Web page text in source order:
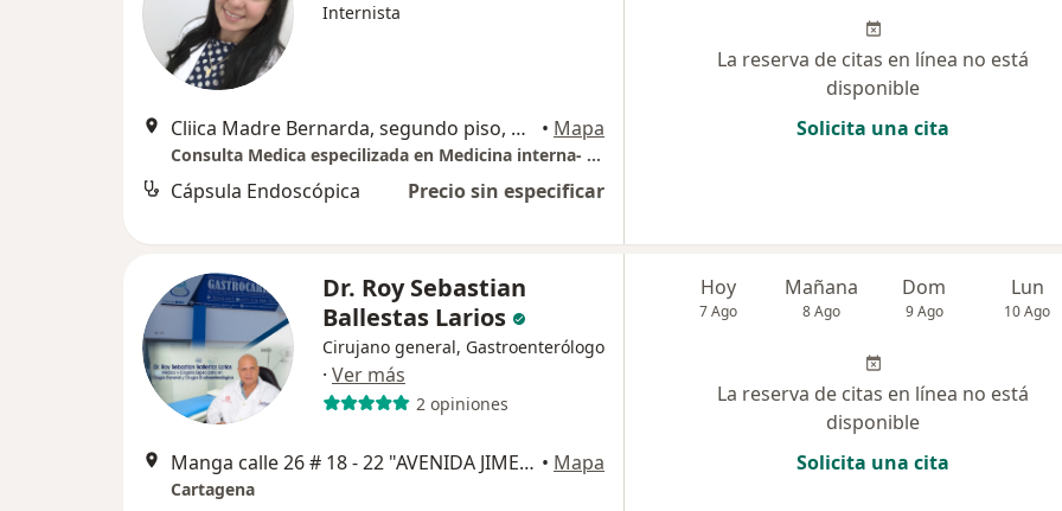
Internista
Cliica Madre Bernarda, segundo piso, Unidad de endoscopia , Cartagena • Mapa
Consulta Medica especilizada en Medicina interna- gastroenterologia y Endoscopia digestiva
Cápsula Endoscópica Precio sin especificar
La reserva de citas en línea no está
disponible
Solicita una cita
Dr. Roy Sebastian
Ballestas Larios
Cirujano general, Gastroenterólogo
· Ver más
2 opiniones
Manga calle 26 # 18 - 22 "AVENIDA JIMENEZ" • Mapa
Cartagena
Hoy
7 Ago
Mañana
8 Ago
Dom
9 Ago
Lun
10 Ago
La reserva de citas en línea no está
disponible
Solicita una cita